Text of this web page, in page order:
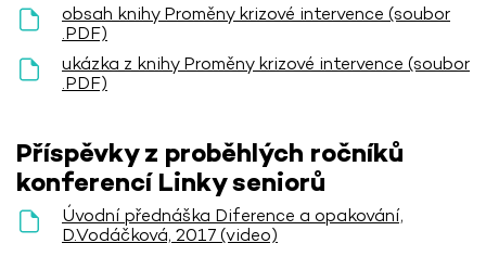
obsah knihy Proměny krizové intervence (soubor
.PDF)
ukázka z knihy Proměny krizové intervence (soubor
.PDF)
Příspěvky z proběhlých ročníků
konferencí Linky seniorů
Úvodní přednáška Diference a opakování,
D.Vodáčková, 2017 (video)